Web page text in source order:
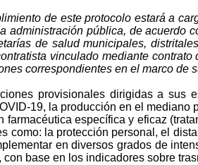
de este protocolo estará a
pública, de acuerdo
de salud municipales,
vinculado mediante
correspondientes en el marco de
provisionales dirigidas a sus
19, la producción en el mediano
específica y eficaz
como: la protección personal, el
en diversos grados de
base en los indicadores sobre